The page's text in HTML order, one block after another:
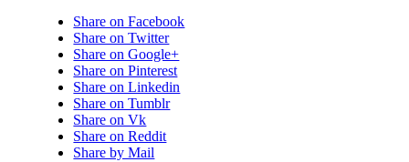
Share on Facebook
Share on Twitter
Share on Google+
Share on Pinterest
Share on Linkedin
Share on Tumblr
Share on Vk
Share on Reddit
Share by Mail